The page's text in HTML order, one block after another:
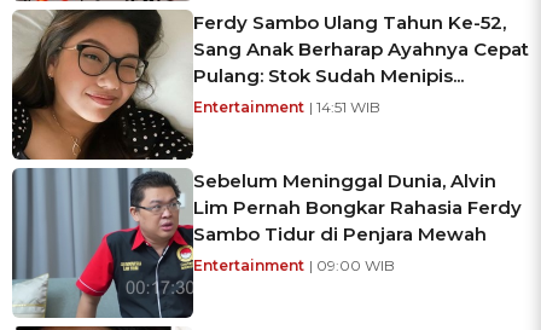
Ferdy Sambo Ulang Tahun Ke-52,
Sang Anak Berharap Ayahnya Cepat
Pulang: Stok Sudah Menipis...
Entertainment | 14:51 WIB
Sebelum Meninggal Dunia, Alvin
Lim Pernah Bongkar Rahasia Ferdy
Sambo Tidur di Penjara Mewah
Entertainment | 09:00 WIB